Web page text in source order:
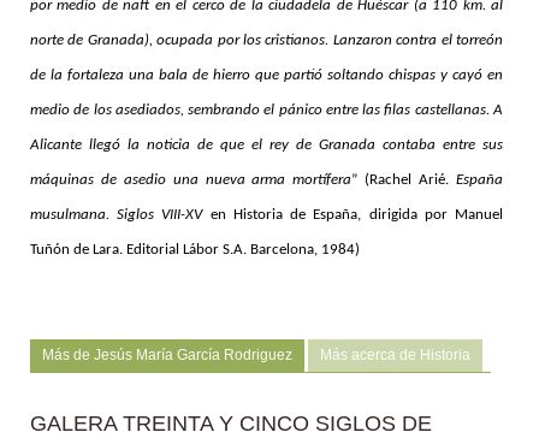
por medio de naft en el cerco de la ciudadela de Huéscar (a 110 km. al
norte de Granada), ocupada por los cristianos. Lanzaron contra el torreón
de la fortaleza una bala de hierro que partió soltando chispas y cayó en
medio de los asediados, sembrando el pánico entre las filas castellanas. A
Alicante llegó la noticia de que el rey de Granada contaba entre sus
máquinas de asedio una nueva arma mortífera” (Rachel Arié.España
musulmana. Siglos VIII-XV en Historia de España, dirigida por Manuel
Tuñón de Lara. Editorial Lábor S.A. Barcelona, 1984)
Más de Jesús María García Rodriguez Más acerca de Historia
GALERA TREINTA Y CINCO SIGLOS DE